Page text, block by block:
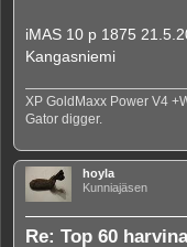
i
iMAS 10 p 1875
Kangasniemi
XP GoldMaxx Power V4
Gator digger.
hoyla
Kunniajäsen
Re: Top 60